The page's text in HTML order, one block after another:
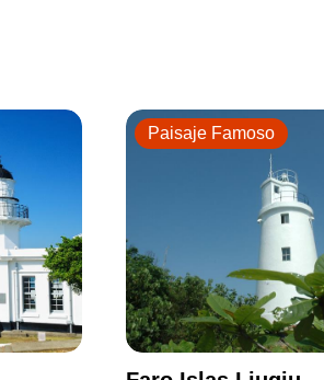
Paisaje Famoso